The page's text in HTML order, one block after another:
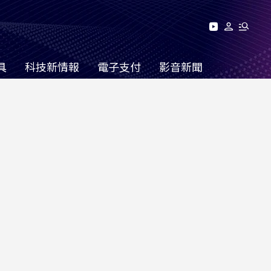
科技新情報 電子支付 影音新聞